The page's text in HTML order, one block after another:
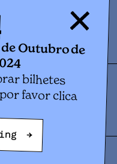
| 2024
de Outubro de
bilhetes
favor clica
→